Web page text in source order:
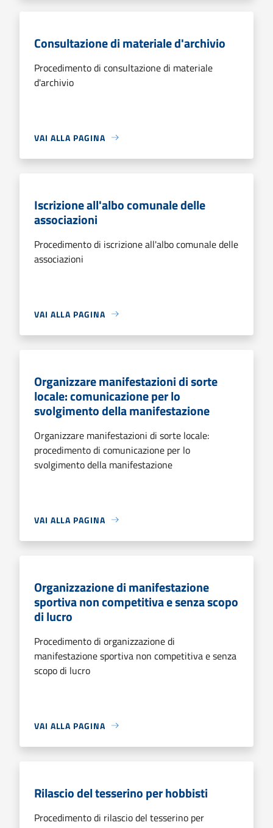
Consultazione di materiale d'archivio
Procedimento di consultazione di materiale
d'archivio
VAI ALLA PAGINA
Iscrizione all'albo comunale delle
associazioni
Procedimento di iscrizione all'albo comunale delle
associazioni
VAI ALLA PAGINA
Organizzare manifestazioni di sorte
locale: comunicazione per lo
svolgimento della manifestazione
Organizzare manifestazioni di sorte locale:
procedimento di comunicazione per lo
svolgimento della manifestazione
VAI ALLA PAGINA
Organizzazione di manifestazione
sportiva non competitiva e senza scopo
di lucro
Procedimento di organizzazione di
manifestazione sportiva non competitiva e senza
scopo di lucro
VAI ALLA PAGINA
Rilascio del tesserino per hobbisti
Procedimento di rilascio del tesserino per